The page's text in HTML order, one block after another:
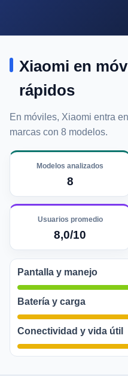
Xiaomi en
rápidos
En móviles, Xiaomi entra
marcas con 8 modelos.
Modelos analizados
8
Usuarios promedio
8,0/10
Pantalla y manejo
Batería y carga
Conectividad y vida útil